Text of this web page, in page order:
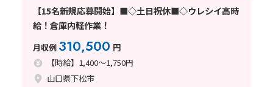
【15名新規応募開始】■◇土日祝休■◇ウレシイ高時
給！倉庫内軽作業！
月収例 310,500 円
【時給】1,400～1,750円
山口県下松市